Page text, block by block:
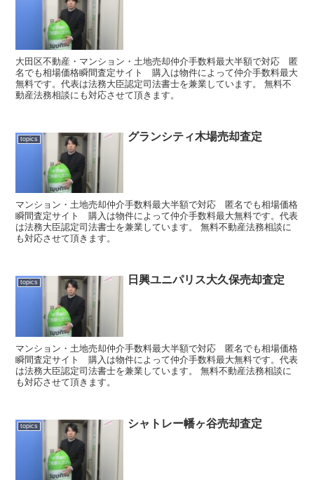
大田区不動産・マンション・土地売却仲介手数料最大半額で対応 匿
名でも相場価格瞬間査定サイト 購入は物件によって仲介手数料最大
無料です。代表は法務大臣認定司法書士を兼業しています。 無料不
動産法務相談にも対応させて頂きます。
topics グランシティ木場売却査定
マンション・土地売却仲介手数料最大半額で対応 匿名でも相場価格
瞬間査定サイト 購入は物件によって仲介手数料最大無料です。代表
は法務大臣認定司法書士を兼業しています。 無料不動産法務相談に
も対応させて頂きます。
topics 日興ユニパリス大久保売却査定
マンション・土地売却仲介手数料最大半額で対応 匿名でも相場価格
瞬間査定サイト 購入は物件によって仲介手数料最大無料です。代表
は法務大臣認定司法書士を兼業しています。 無料不動産法務相談に
も対応させて頂きます。
topics シャトレー幡ヶ谷売却査定